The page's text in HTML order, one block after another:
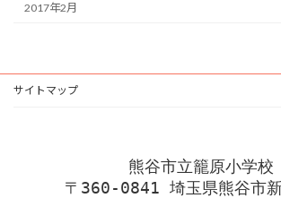
2017年2月
サイトマップ
熊谷市立籠原小学校
〒360-0841 埼玉県熊谷市